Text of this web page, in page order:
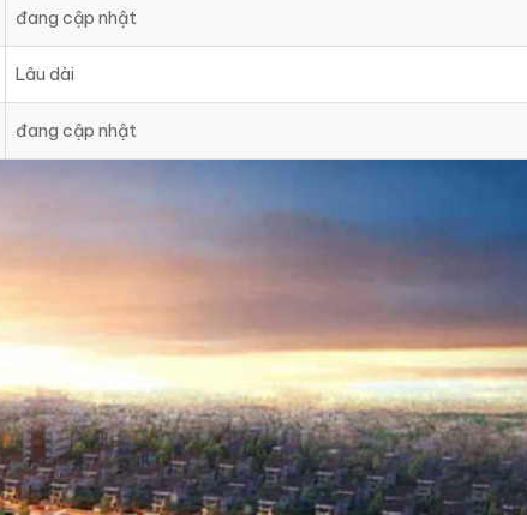
đang cập nhật
Lâu dài
đang cập nhật